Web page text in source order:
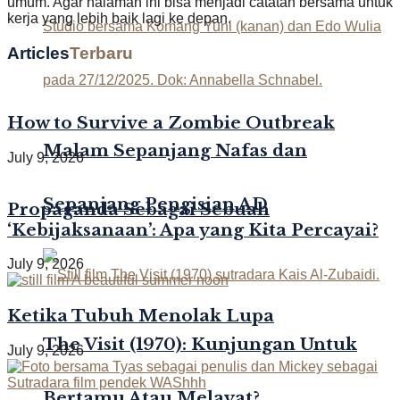
Malam Sepanjang Nafas dan
Sepanjang Pengisian AD
The Visit (1970): Kunjungan Untuk
kerja yang lebih baik lagi ke depan.
ArticlesTerbaru
How to Survive a Zombie Outbreak
July 9, 2026
Propaganda Sebagai Sebuah
‘Kebijaksanaan’: Apa yang Kita Percayai?
July 9, 2026
Ketika Tubuh Menolak Lupa
July 9, 2026